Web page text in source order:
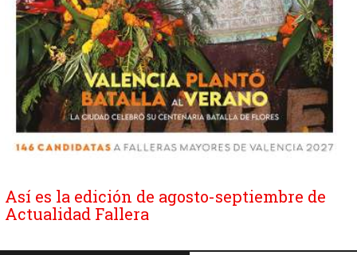
Así es la edición de agosto-septiembre de
Actualidad Fallera